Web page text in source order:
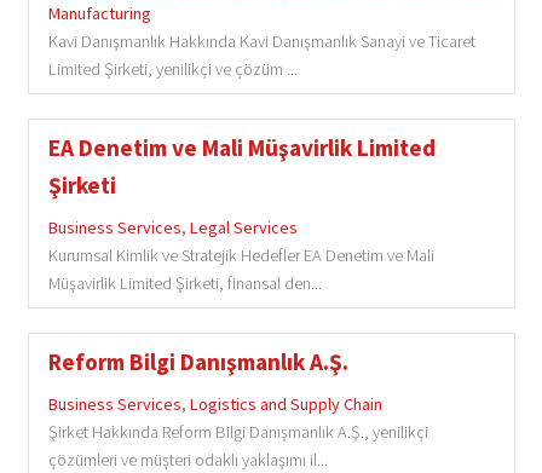
Manufacturing
Kavi Danışmanlık Hakkında Kavi Danışmanlık Sanayi ve Ticaret
Limited Şirketi, yenilikçi ve çözüm ...
EA Denetim ve Mali Müşavirlik Limited
Şirketi
Business Services, Legal Services
Kurumsal Kimlik ve Stratejik Hedefler EA Denetim ve Mali
Müşavirlik Limited Şirketi, finansal den...
Reform Bilgi Danışmanlık A.Ş.
Business Services, Logistics and Supply Chain
Şirket Hakkında Reform Bilgi Danışmanlık A.Ş., yenilikçi
çözümleri ve müşteri odaklı yaklaşımı il...